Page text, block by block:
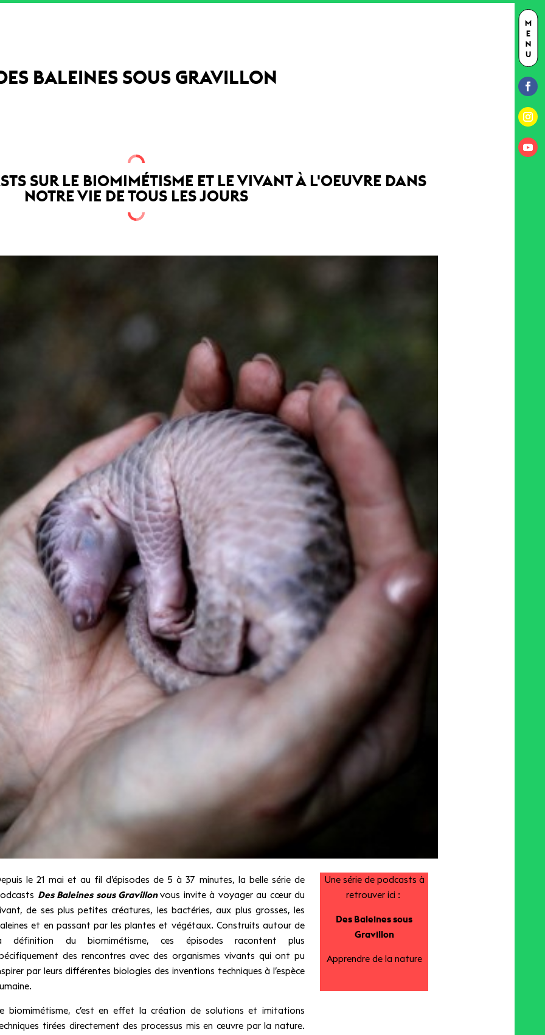
DES BALEINES SOUS GRAVILLON
SUR LE BIOMIMÉTISME ET LE VIVANT À L'OEUVRE DANS
NOTRE VIE DE TOUS LES JOURS
le 21 mai et au fil d’épisodes de 5 à 37 minutes, la belle série de
Des Baleines sous Gravillon vous invite à voyager au cœur du
de ses plus petites créatures, les bactéries, aux plus grosses, les
et en passant par les plantes et végétaux. Construits autour de
définition du biomimétisme, ces épisodes racontent plus
des rencontres avec des organismes vivants qui ont pu
par leurs différentes biologies des inventions techniques à l’espèce
biomimétisme, c’est en effet la création de solutions et imitations
tirées directement des processus mis en œuvre par la nature.
Une série de podcasts à
retrouver ici :
Des Baleines sous
Gravillon
Apprendre de la nature